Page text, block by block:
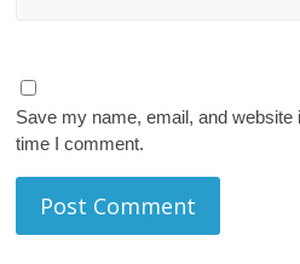
Save my name, email, and
time I comment.